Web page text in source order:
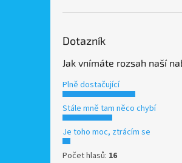
Dotazník
Jak vnímáte rozsah naší
Plně dostačující
Stále mně tam něco chybí
Je toho moc, ztrácím se
Počet hlasů: 16